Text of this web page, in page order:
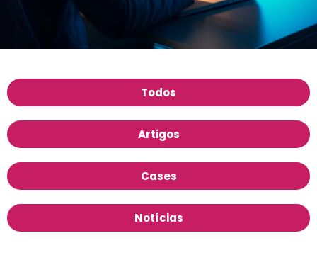
Todos
Artigos
Cases
Notícias